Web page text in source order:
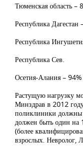
Тюменская область –
Республика Дагестан
Республика
Республика Сев.
Осетия-Алания – 94%
Растущую нагрузку
Минздрав в 2012
поликлиники должны
должен быть один на
(более
взрослых.